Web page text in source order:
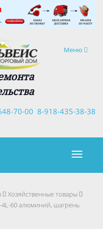
Навигация
Меню
8-918-435-38-38
70-00
×
Хозяйственные товары
4L-60 алюминий, шагрень